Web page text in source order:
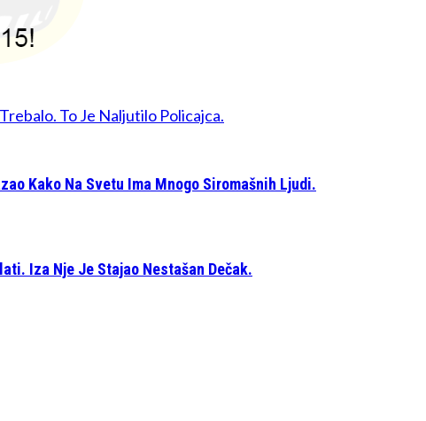
To Je Naljutilo Policajca.
Kako Na Svetu Ima Mnogo Siromašnih Ljudi.
Iza Nje Je Stajao Nestašan Dečak.